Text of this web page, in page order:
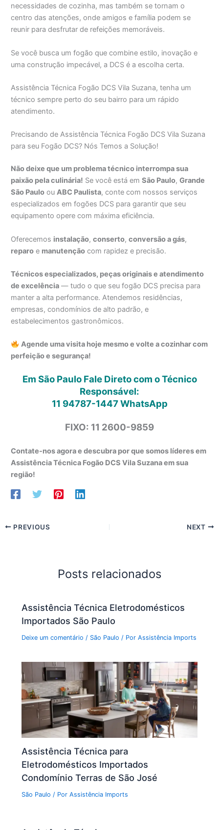
necessidades de cozinha, mas também se tornam o
centro das atenções, onde amigos e família podem se
reunir para desfrutar de refeições memoráveis.
Se você busca um fogão que combine estilo, inovação e
uma construção impecável, a DCS é a escolha certa.
Assistência Técnica Fogão DCS Vila Suzana, tenha um
técnico sempre perto do seu bairro para um rápido
atendimento.
Precisando de Assistência Técnica Fogão DCS Vila Suzana
para seu Fogão DCS? Nós Temos a Solução!
Não deixe que um problema técnico interrompa sua
paixão pela culinária! Se você está emSão Paulo,Grande
São Paulo ouABC Paulista, conte com nossos serviços
especializados em fogões DCS para garantir que seu
equipamento opere com máxima eficiência.
Oferecemos instalação,conserto,conversão a gás,
reparo e manutenção com rapidez e precisão.
Técnicos especializados, peças originais e atendimento
de excelência — tudo o que seu fogão DCS precisa para
manter a alta performance. Atendemos residências,
empresas, condomínios de alto padrão, e
estabelecimentos gastronômicos.
Agende uma visita hoje mesmo e volte a cozinhar com
perfeição e segurança!
Em São Paulo Fale Direto com o Técnico
Responsável:
11 94787-1447WhatsApp
FIXO: 11 2600-9859
Contate-nos agora e descubra por que somos líderes em
Assistência Técnica Fogão DCS Vila Suzana em sua
região!
PREVIOUS NEXT
Posts relacionados
Assistência Técnica Eletrodomésticos
Importados São Paulo
Deixe um comentário / São Paulo / PorAssistência Imports
Assistência Técnica para
Eletrodomésticos Importados
Condomínio Terras de São José
São Paulo / PorAssistência Imports